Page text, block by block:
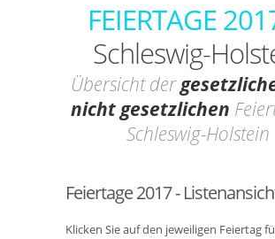
FEIERTAGE
Schleswig-
Übersicht der
nicht gesetzlichen
Schleswig-Holstein
Feiertage 2017 -
Klicken Sie auf den jeweiligen Feiertag